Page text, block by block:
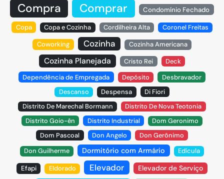
Compra Comprar Condomínio Fechado
Copa Copa e Cozinha Cordilheira Alta Coronel Freitas
Coworking Cozinha Cozinha Americana
Cozinha Planejada Cristo Rei
Deck
Dependência de Empregada
Depósito
Desbravador
Descanso
Despensa
Di Fiori
Distrito De Marechal Bormann
Distrito De Nova Teotonia
Distrito Goio-ên
Distrito Industrial
Dom Geronimo
Dom Pascoal
Don Angelo
Don Gerônimo
Don Guilherme
Dormitório com Armário Edícula
Efapi Eldorado Elevador Elevador de Serviço